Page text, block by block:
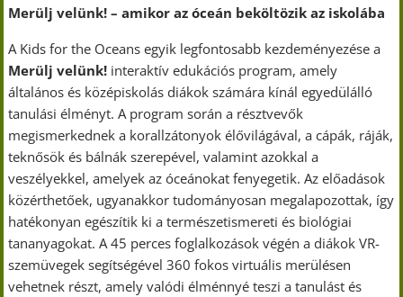
Merülj velünk! – amikor az óceán beköltözik az iskolába
A Kids for the Oceans egyik legfontosabb kezdeményezése a
Merülj velünk! interaktív edukációs program, amely
általános és középiskolás diákok számára kínál egyedülálló
tanulási élményt. A program során a résztvevők
megismerkednek a korallzátonyok élővilágával, a cápák, ráják,
teknősök és bálnák szerepével, valamint azokkal a
veszélyekkel, amelyek az óceánokat fenyegetik. Az előadások
közérthetőek, ugyanakkor tudományosan megalapozottak, így
hatékonyan egészítik ki a természetismereti és biológiai
tananyagokat. A 45 perces foglalkozások végén a diákok VR-
szemüvegek segítségével 360 fokos virtuális merülésen
vehetnek részt, amely valódi élménnyé teszi a tanulást és